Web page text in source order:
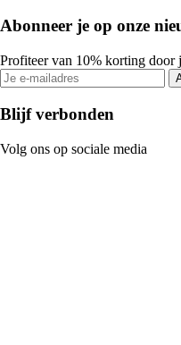
Abonneer je op onze
Profiteer van 10% korting door
Blijf verbonden
Volg ons op sociale media